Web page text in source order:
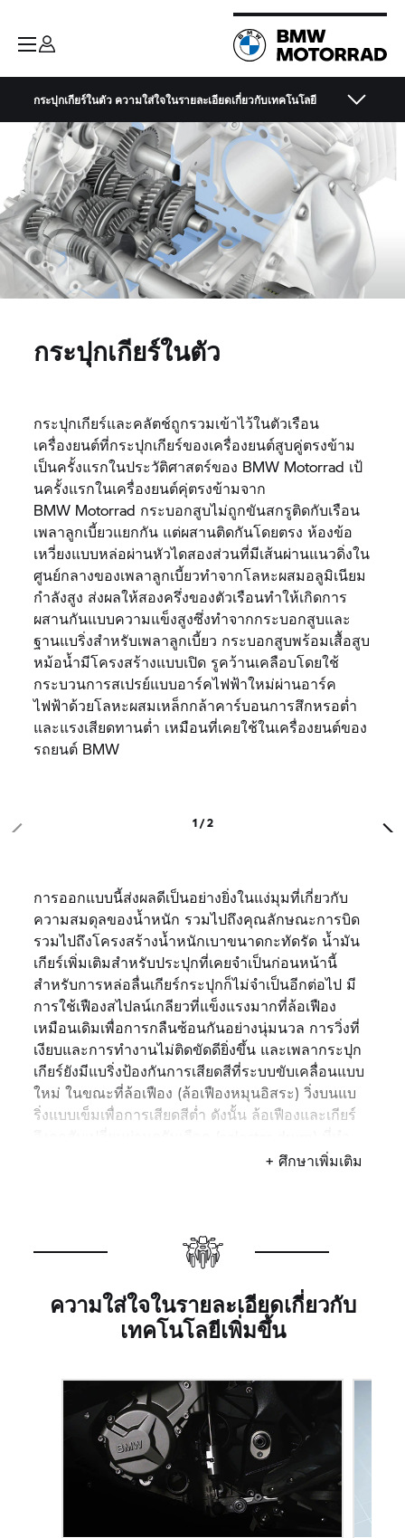
กระปุกเกียร์ในตัว ความใส่ใจในรายละเอียดเกี่ยวกับเทคโนโลยี
กระปุกเกียร์ในตัว
กระปุกเกียร์และคลัตช์ถูกรวมเข้าไว้ในตัวเรือน
เครื่องยนต์ที่กระปุกเกียร์ของเครื่องยนต์สูบคู่ตรงข้าม
เป็นครั้งแรกในประวัติศาสตร์ของ BMW Motorrad เป้
นครั้งแรกในเครื่องยนต์คุ่ตรงข้ามจาก
BMW Motorrad กระบอกสูบไม่ถูกขันสกรูติดกับเรือน
เพลาลูกเบี้ยวแยกกัน แต่ผสานติดกันโดยตรง ห้องข้อ
เหวี่ยงแบบหล่อผ่านหัวไดสองส่วนที่มีเส้นผ่านแนวดิ่งใน
ศูนย์กลางของเพลาลูกเบี้ยวทำจากโลหะผสมอลูมิเนียม
กำลังสูง ส่งผลให้สองครึ่งของตัวเรือนทำให้เกิดการ
ผสานกันแบบความแข็งสูงซึ่งทำจากกระบอกสูบและ
ฐานแบริ่งสำหรับเพลาลูกเบี้ยว กระบอกสูบพร้อมเสื้อสูบ
หม้อน้ำมีโครงสร้างแบบเปิด รูคว้านเคลือบโดยใช้
กระบวนการสเปรย์แบบอาร์คไฟฟ้าใหม่ผ่านอาร์ค
ไฟฟ้าด้วยโลหะผสมเหล็กกล้าคาร์บอนการสึกหรอต่ำ
และแรงเสียดทานต่ำ เหมือนที่เคยใช้ในเครื่องยนต์ของ
รถยนต์ BMW
1 / 2
การออกแบบนี้ส่งผลดีเป็นอย่างยิ่งในแง่มุมที่เกี่ยวกับ
ความสมดุลของน้ำหนัก รวมไปถึงคุณลักษณะการบิด
รวมไปถึงโครงสร้างน้ำหนักเบาขนาดกะทัดรัด น้ำมัน
เกียร์เพิ่มเติมสำหรับประปุกที่เคยจำเป็นก่อนหน้านี้
สำหรับการหล่อลื่นเกียร์กระปุกก็ไม่จำเป็นอีกต่อไป มี
การใช้เฟืองสไปลน์เกลียวที่แข็งแรงมากที่ล้อเฟือง
เหมือนเดิมเพื่อการกลืนซ้อนกันอย่างนุ่มนวล การวิ่งที่
เงียบและการทำงานไม่ติดขัดดียิ่งขึ้น และเพลากระปุก
เกียร์ยังมีแบริ่งป้องกันการเสียดสีที่ระบบขับเคลื่อนแบบ
ใหม่ ในขณะที่ล้อเฟือง (ล้อเฟืองหมุนอิสระ) วิ่งบนแบ
ริ่งแบบเข็มเพื่อการเสียดสีต่ำ ดังนั้น ล้อเฟืองและเกียร์
จากเหล็กกล้า ซึ่งประกอบไว้ที่แบริ่งเม็ดกลม ก้ามปูสับ
BMW Motorrad
เป็นครั้งแรกและเป็นเครื่องยนต์สูบคู่ตรง
ข้ามซีรี่ย์แรก มีคลัตช์แบบหลายแผ่นอาบน้ำมันที่มีการ
ใช้แผ่นกันเสียดสีแปดแผ่นแทนคัปปลิ้งแห้งแบบแผ่น
เดี่ยวเดิม ข้อดีของวิธีแก้ปัญหานี้คือ แรงบิดเฉื่อยน้อย
147 มิลลิเมตร (R 1200 GSก่อนหน้านี้: 180 มม.) และ
การออกแบบโดยรวมขนาดกะทัดรัดยิ่งขึ้น ระบบคลัตช์
ประกอบด้วยกลไกลดแรงกระชาก (anti-hopping
mechanism) ที่เครื่องยนต์สูบคู่ตรงข้ามเป็นครั้งแรก
แรงบิดจึงถูกส่งถ่ายไปยังล้อหลังในลักษณะที่หมุนเกิน
กำลังเพื่อที่จะให้รถจักรยานยนต์ยังมีเสถียรภาพและ
ปลอดภัยต่อการบังคับมากยิ่งขึ้นในระหว่างการเบรก
โดยที่การเบรกของเครื่องยนต์น้อยลง
+ ศึกษาเพิ่มเติม
ความใส่ใจในรายละเอียดเกี่ยวกับ
เทคโนโลยีเพิ่มขึ้น